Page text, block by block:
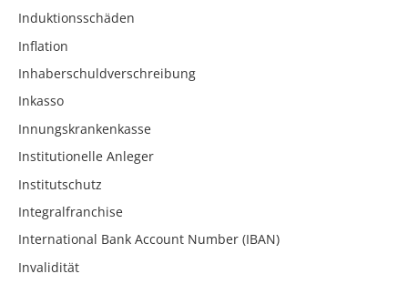
Induktionsschäden
Inflation
Inhaberschuldverschreibung
Inkasso
Innungskrankenkasse
Institutionelle Anleger
Institutschutz
Integralfranchise
International Bank Account Number (IBAN)
Invalidität